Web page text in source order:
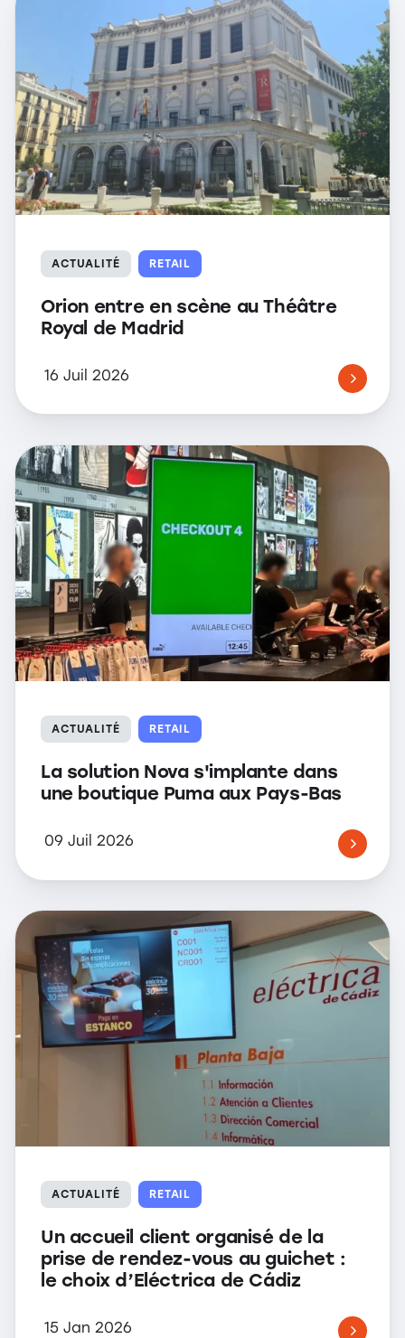
ACTUALITÉ RETAIL
Orion entre en scène au Théâtre
Royal de Madrid
16 Juil 2026
ACTUALITÉ RETAIL
La solution Nova s'implante dans
une boutique Puma aux Pays-Bas
09 Juil 2026
ACTUALITÉ RETAIL
Un accueil client organisé de la
prise de rendez-vous au guichet :
le choix d’Eléctrica de Cádiz
15 Jan 2026